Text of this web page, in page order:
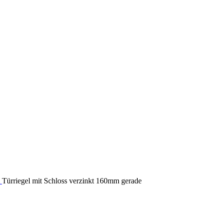
Türriegel mit Schloss verzinkt 160mm gerade